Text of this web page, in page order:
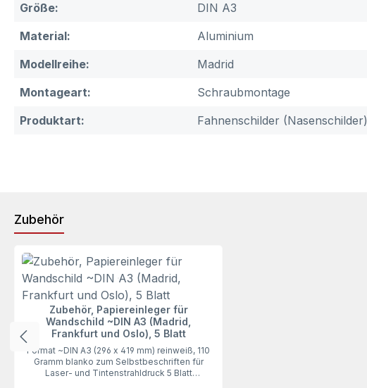
Größe:
DIN A3
Material:
Aluminium
Modellreihe:
Madrid
Montageart:
Schraubmontage
Produktart:
Fahnenschilder (Nasenschilder)
Zubehör
Produktgalerie überspringen
Zubehör, Papiereinleger für
Wandschild ~DIN A3 (Madrid,
Frankfurt und Oslo), 5 Blatt
Format ~DIN A3 (296 x 419 mm) reinweiß, 110
Gramm blanko zum Selbstbeschriften für
Laser- und Tintenstrahldruck 5 Blatt